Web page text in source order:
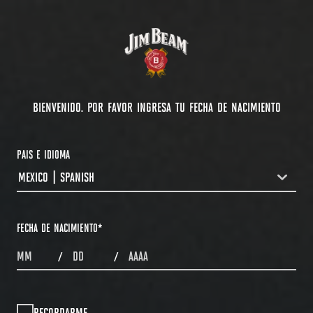
BIENVENIDO. POR FAVOR INGRESA TU FECHA DE NACIMIENTO
PAIS E IDIOMA
COUNTRYDROPDOWN
MEXICO | SPANISH
FECHA DE NACIMIENTO*
MONTHS
/ DAYS / YEAR